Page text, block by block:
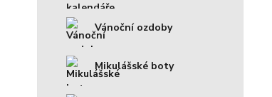
Vánoční ozdoby
Mikulášské boty